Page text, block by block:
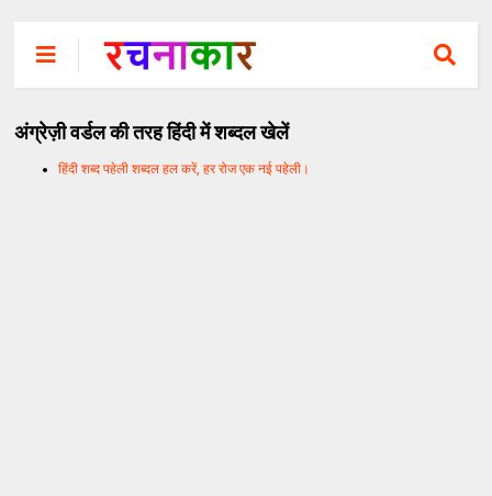
अंग्रेज़ी वर्डल की तरह हिंदी में शब्दल खेलें
हिंदी शब्द पहेली शब्दल हल करें, हर रोज एक नई पहेली।